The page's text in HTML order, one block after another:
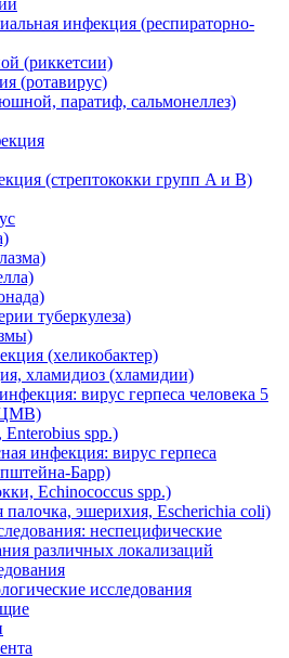
инфекция (респираторно-
(риккетсии)
(ротавирус)
паратиф, сальмонеллез)
(стрептококки групп A и B)
туберкулеза)
(хеликобактер)
хламидиоз (хламидии)
вирус герпеса человека 5
ЦМВ)
spp.)
инфекция: вирус герпеса
Барр)
Echinococcus spp.)
эшерихия, Escherichia coli)
неспецифические
различных локализаций
исследования